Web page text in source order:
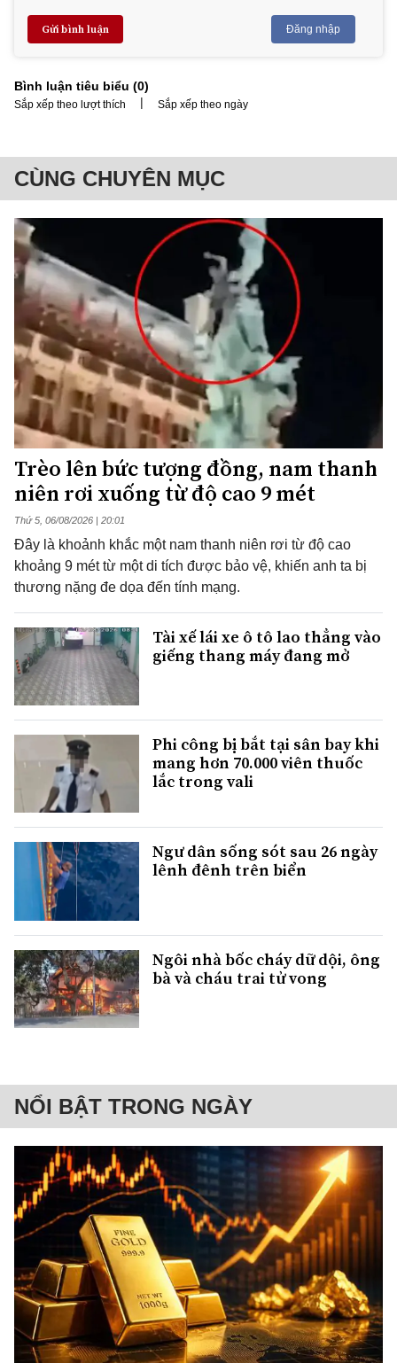
Gửi bình luận Đăng nhập
Bình luận tiêu biểu (0)
Sắp xếp theo lượt thích | Sắp xếp theo ngày
CÙNG CHUYÊN MỤC
Trèo lên bức tượng đồng, nam thanh
niên rơi xuống từ độ cao 9 mét
Thứ 5, 06/08/2026 | 20:01
Đây là khoảnh khắc một nam thanh niên rơi từ độ cao
khoảng 9 mét từ một di tích được bảo vệ, khiến anh ta bị
thương nặng đe dọa đến tính mạng.
Tài xế lái xe ô tô lao thẳng vào
giếng thang máy đang mở
Phi công bị bắt tại sân bay khi
mang hơn 70.000 viên thuốc
lắc trong vali
Ngư dân sống sót sau 26 ngày
lênh đênh trên biển
Ngôi nhà bốc cháy dữ dội, ông
bà và cháu trai tử vong
NỔI BẬT TRONG NGÀY